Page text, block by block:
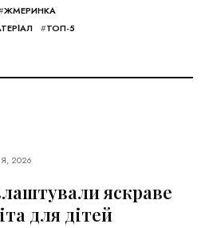
ЖМЕРИНКА
#ТОП-5
2026
яскраве
для дітей